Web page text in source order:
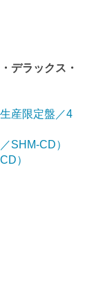
デラックス・
産限定盤／4
SHM-CD）
）